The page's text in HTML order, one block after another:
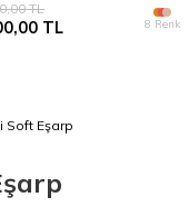
TL
TL 8 Renk
Soft Eşarp